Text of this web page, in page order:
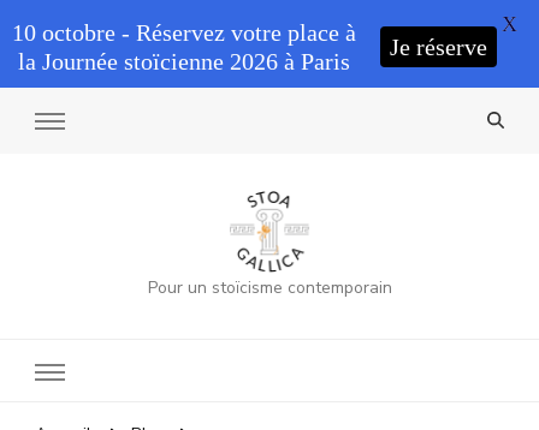
Pour un stoïcisme contemporain
10 octobre - Réservez votre place à
la Journée stoïcienne 2026 à Paris
Je réserve
X